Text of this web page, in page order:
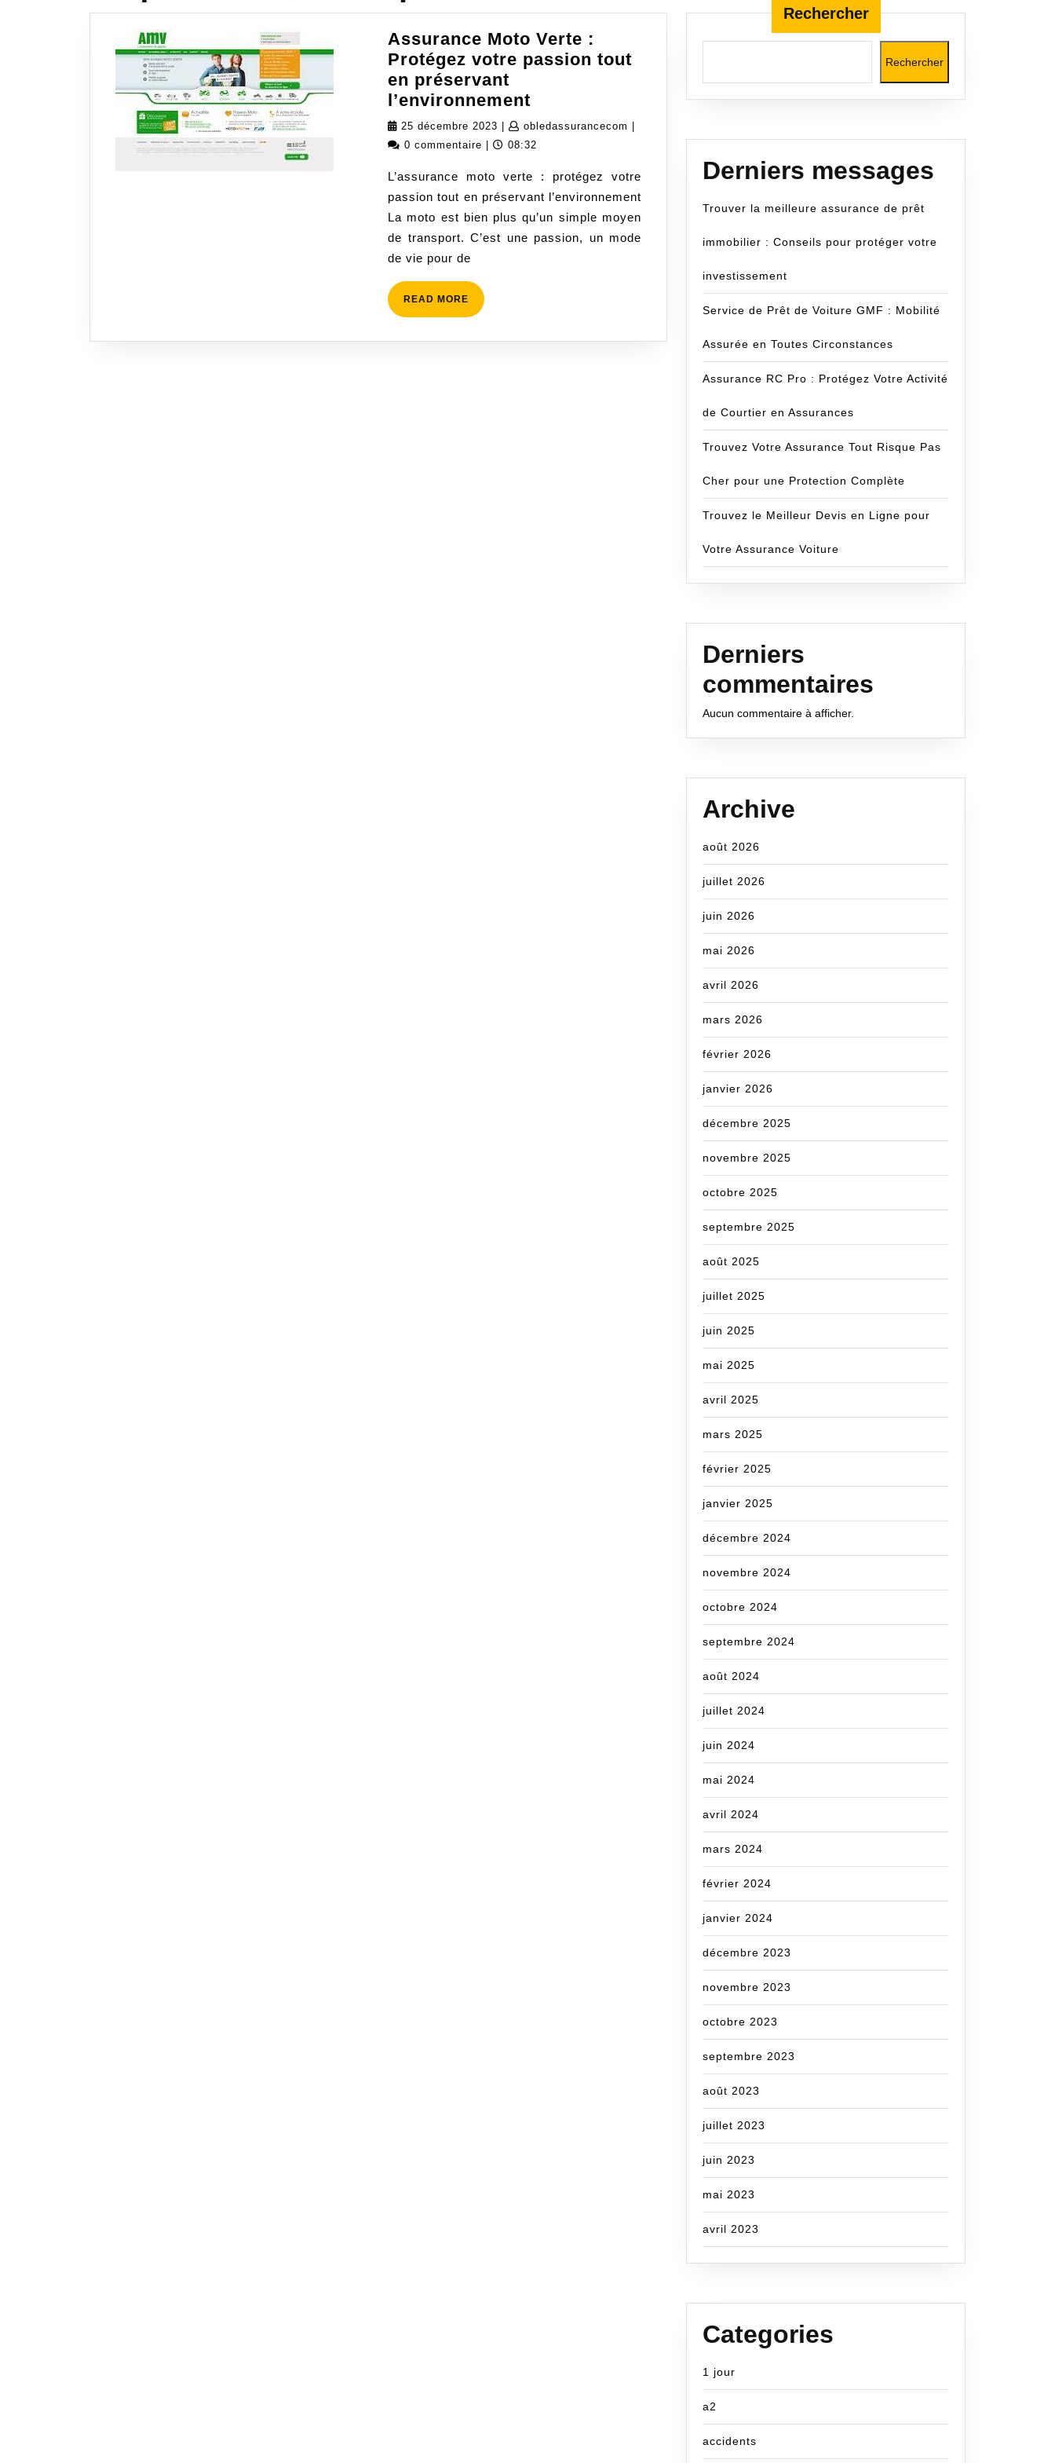
Assurance Moto Verte :
Protégez votre passion tout
en préservant
l’environnement
Moto
Verte
Protégez
votre
passion
tout
25 décembre 2023 25
décembre
obledassurancecom obledassurancecom
0 commentaire
08:32
L’assurance moto verte : protégez votre
passion tout en préservant l’environnement
La moto est bien plus qu’un simple moyen
de transport. C’est une passion, un mode
de vie pour de
READ MORE READ
MORE
Rechercher
Rechercher
Derniers messages
Trouver la meilleure assurance de prêt
immobilier : Conseils pour protéger votre
investissement
Service de Prêt de Voiture GMF : Mobilité
Assurée en Toutes Circonstances
Assurance RC Pro : Protégez Votre Activité
de Courtier en Assurances
Trouvez Votre Assurance Tout Risque Pas
Cher pour une Protection Complète
Trouvez le Meilleur Devis en Ligne pour
Votre Assurance Voiture
Derniers
commentaires
Aucun commentaire à afficher.
Archive
août 2026
juillet 2026
juin 2026
mai 2026
avril 2026
mars 2026
février 2026
janvier 2026
décembre 2025
novembre 2025
octobre 2025
septembre 2025
août 2025
juillet 2025
juin 2025
mai 2025
avril 2025
mars 2025
février 2025
janvier 2025
décembre 2024
novembre 2024
octobre 2024
septembre 2024
août 2024
juillet 2024
juin 2024
mai 2024
avril 2024
mars 2024
février 2024
janvier 2024
décembre 2023
novembre 2023
octobre 2023
septembre 2023
août 2023
juillet 2023
juin 2023
mai 2023
avril 2023
Categories
1 jour
a2
accidents